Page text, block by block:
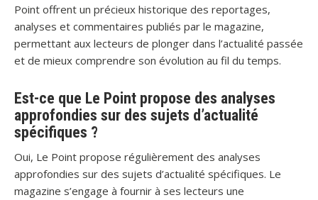
Point offrent un précieux historique des reportages,
analyses et commentaires publiés par le magazine,
permettant aux lecteurs de plonger dans l’actualité passée
et de mieux comprendre son évolution au fil du temps.
Est-ce que Le Point propose des analyses
approfondies sur des sujets d’actualité
spécifiques ?
Oui, Le Point propose régulièrement des analyses
approfondies sur des sujets d’actualité spécifiques. Le
magazine s’engage à fournir à ses lecteurs une